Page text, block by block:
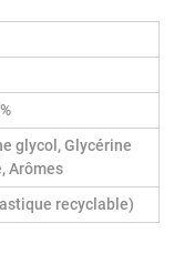
glycol, Glycérine
Arômes
recyclable)